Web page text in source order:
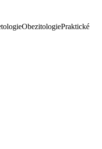
ObezitologiePraktické